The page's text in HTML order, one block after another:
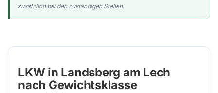
zusätzlich bei den zuständigen Stellen.
LKW in Landsberg am Lech
nach Gewichtsklasse